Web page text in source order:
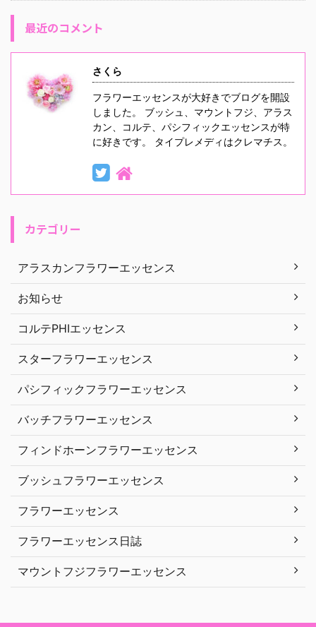
最近のコメント
さくら
フラワーエッセンスが大好きでブログを開設
しました。 ブッシュ、マウントフジ、アラス
カン、コルテ、パシフィックエッセンスが特
に好きです。 タイプレメディはクレマチス。
カテゴリー
アラスカンフラワーエッセンス
お知らせ
コルテPHIエッセンス
スターフラワーエッセンス
パシフィックフラワーエッセンス
バッチフラワーエッセンス
フィンドホーンフラワーエッセンス
ブッシュフラワーエッセンス
フラワーエッセンス
フラワーエッセンス日誌
マウントフジフラワーエッセンス